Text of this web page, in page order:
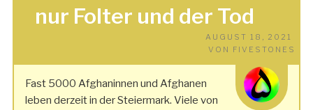
nur Folter und der Tod
AUGUST 18, 2021
VON FIVESTONES
Fast 5000 Afghaninnen und Afghanen
leben derzeit in der Steiermark. Viele von